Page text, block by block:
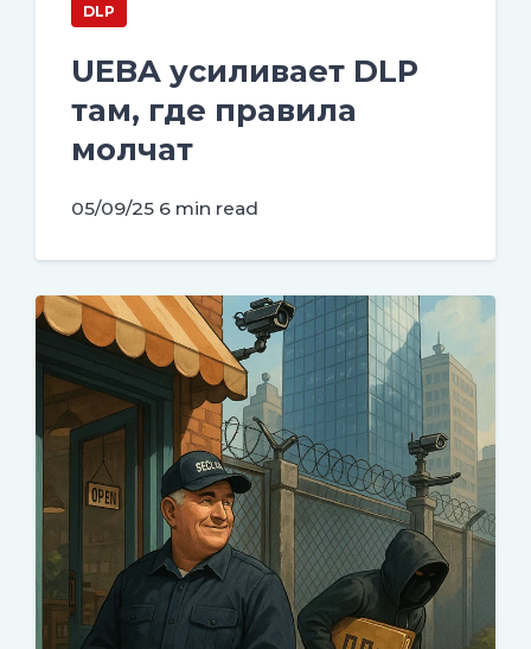
DLP
UEBA усиливает DLP
там, где правила
молчат
05/09/25 6 min read